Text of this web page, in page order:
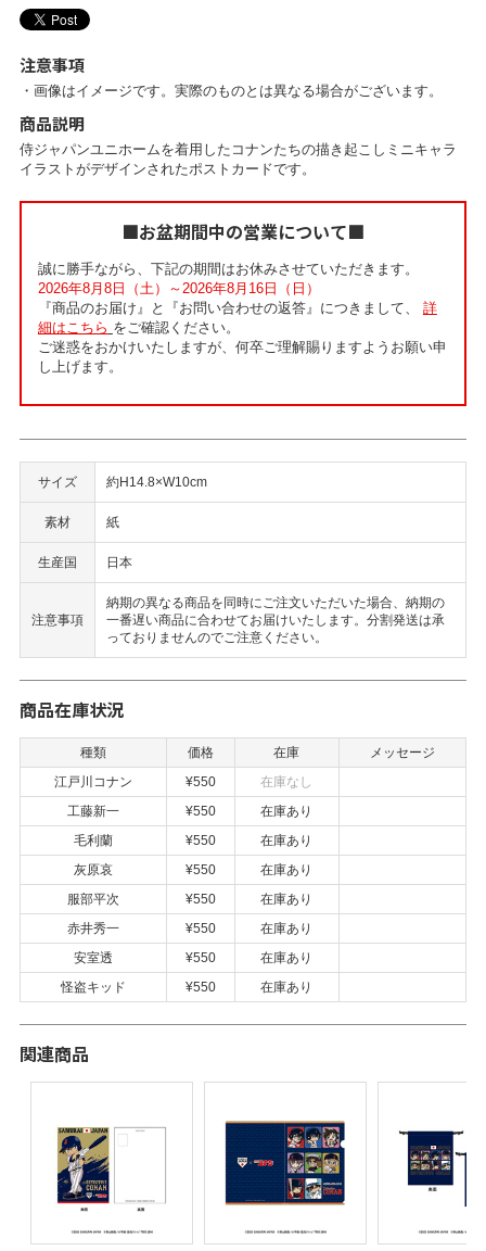
注意事項
・画像はイメージです。実際のものとは異なる場合がございます。
商品説明
侍ジャパンユニホームを着用したコナンたちの描き起こしミニキャラ
イラストがデザインされたポストカードです。
■お盆期間中の営業について■
誠に勝手ながら、下記の期間はお休みさせていただきます。
2026年8月8日（土）～2026年8月16日（日）
『商品のお届け』と『お問い合わせの返答』につきまして、 詳
細はこちら をご確認ください。
ご迷惑をおかけいたしますが、何卒ご理解賜りますようお願い申
し上げます。
サイズ 約H14.8×W10cm
素材 紙
生産国 日本
注意事項
納期の異なる商品を同時にご注文いただいた場合、納期の
一番遅い商品に合わせてお届けいたします。分割発送は承
っておりませんのでご注意ください。
商品在庫状況
種類 価格 在庫
メッセージ
江戸川コナン
¥550
在庫なし
工藤新一
¥550
在庫あり
毛利蘭
¥550
在庫あり
灰原哀
¥550
在庫あり
服部平次
¥550
在庫あり
赤井秀一
¥550
在庫あり
安室透
¥550
在庫あり
怪盗キッド
¥550 在庫あり
関連商品